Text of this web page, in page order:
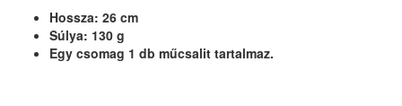
Hossza: 26 cm
Súlya: 130 g
Egy csomag 1 db műcsalit tartalmaz.